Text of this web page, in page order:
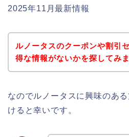
2025年11月最新情報
ルノータスのクーポンや割引
得な情報がないかを探してみ
なのでルノータスに興味のあ
けると幸いです。